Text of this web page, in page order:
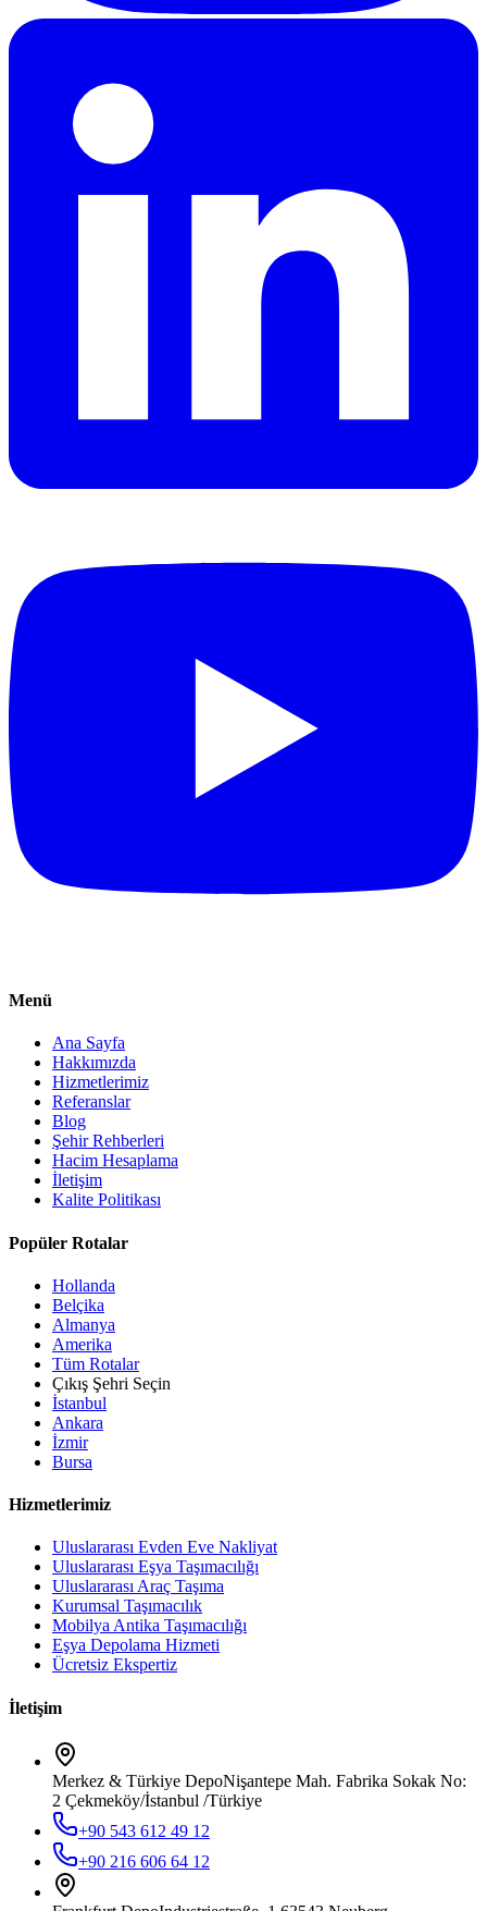
Menü
Ana Sayfa
Hakkımızda
Hizmetlerimiz
Referanslar
Blog
Şehir Rehberleri
Hacim Hesaplama
İletişim
Kalite Politikası
Popüler Rotalar
Hollanda
Belçika
Almanya
Amerika
Tüm Rotalar
Çıkış Şehri Seçin
İstanbul
Ankara
İzmir
Bursa
Hizmetlerimiz
Uluslararası Evden Eve Nakliyat
Uluslararası Eşya Taşımacılığı
Uluslararası Araç Taşıma
Kurumsal Taşımacılık
Mobilya Antika Taşımacılığı
Eşya Depolama Hizmeti
Ücretsiz Ekspertiz
İletişim
Merkez & Türkiye DepoNişantepe Mah. Fabrika Sokak No:
2 Çekmeköy/İstanbul /Türkiye
+90 543 612 49 12
+90 216 606 64 12